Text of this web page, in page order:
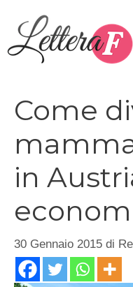
contenuto
Come
in
30 Gennaio 2015 di